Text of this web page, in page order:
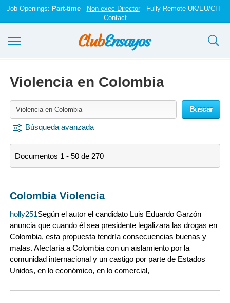
Job Openings: Part-time- Non-exec Director- Fully Remote UK/EU/CH -
Contact
Iniciar sesión
Violencia en Colombia
Buscar
Búsqueda avanzada
Documentos 1 - 50 de 270
Colombia Violencia
holly251Según el autor el candidato Luis Eduardo Garzón
anuncia que cuando él sea presidente legalizara las drogas en
Colombia, esta propuesta tendría consecuencias buenas y
malas. Afectaría a Colombia con un aislamiento por la
comunidad internacional y un castigo por parte de Estados
Unidos, en lo económico, en lo comercial,